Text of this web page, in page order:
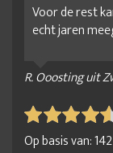
Voor de rest
echt jaren
R. Ooosting uit
Op basis van:142